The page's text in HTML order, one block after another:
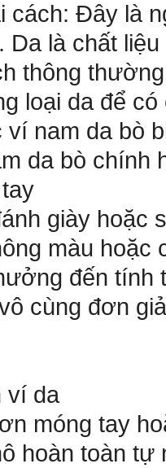
cách: Đây là
Da là chất
thông
loại da để
ví nam da bò
da bò chính
giày hoặc
màu
đến tính
cùng đơn
ví da
móng tay
hoàn toàn